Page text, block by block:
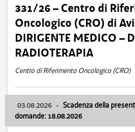
331/26 – Centro di
Oncologico (CRO) di
DIRIGENTE MEDICO –
RADIOTERAPIA
Centro di Riferimento Oncologico (CRO)
03.08.2026 - Scadenza della
domande: 18.08.2026